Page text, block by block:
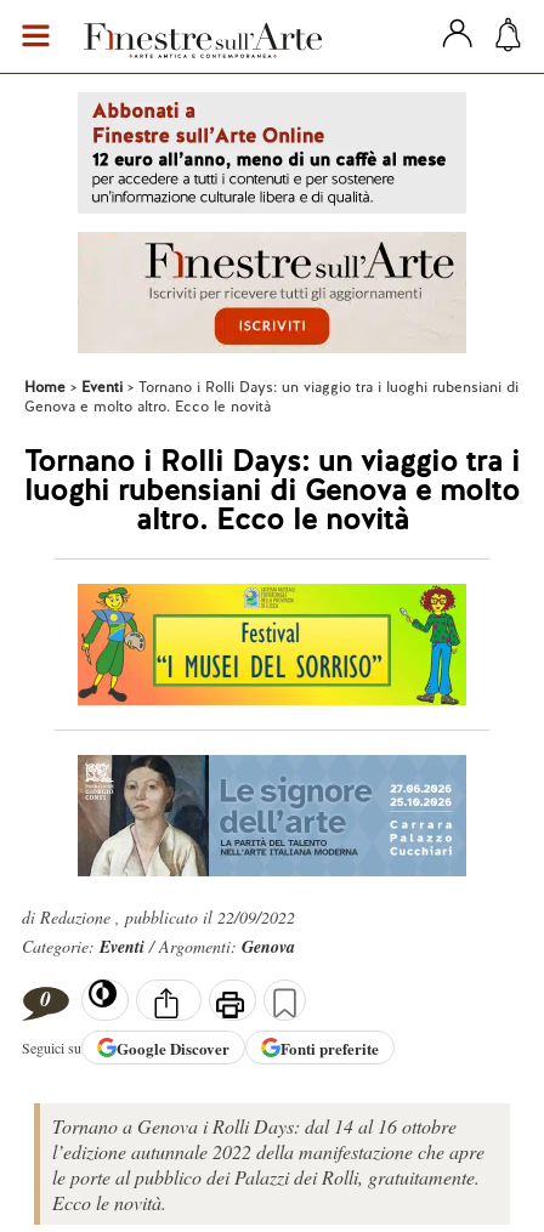
Home Eventi
Tornano i Rolli Days: un viaggio tra i luoghi rubensiani di
Genova e molto altro. Ecco le novità
Tornano i Rolli Days: un viaggio tra i
luoghi rubensiani di Genova e molto
altro. Ecco le novità
di Redazione , pubblicato il 22/09/2022
Categorie:Eventi/ Argomenti: Genova
0
Seguici su GoogleDiscover Fonti preferite
Tornano a Genova i Rolli Days: dal 14 al 16 ottobre
l’edizione autunnale 2022 della manifestazione che apre
le porte al pubblico dei Palazzi dei Rolli, gratuitamente.
Ecco le novità.